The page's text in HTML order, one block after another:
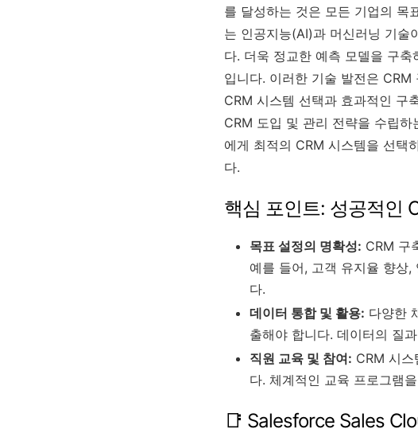
를 달성하는 것은 모든 기업의 목
는 인공지능(AI)과 머신러닝 기술
다. 더욱 정교한 예측 모델을 구
입니다. 이러한 기술 발전은
CRM 시스템 선택과 효과적인 구
CRM 도입 및 관리 전략을 수립
에게 최적의 CRM 시스템을 선택
다.
핵심 포인트: 성공적인
목표 설정의 명확성: CRM 구
예를 들어, 고객 유지율 향상
다.
데이터 통합 및 활용: 다양한
출해야 합니다. 데이터의 질
직원 교육 및 참여: CRM 시
다. 체계적인 교육 프로그램
📑 Salesforce Sales